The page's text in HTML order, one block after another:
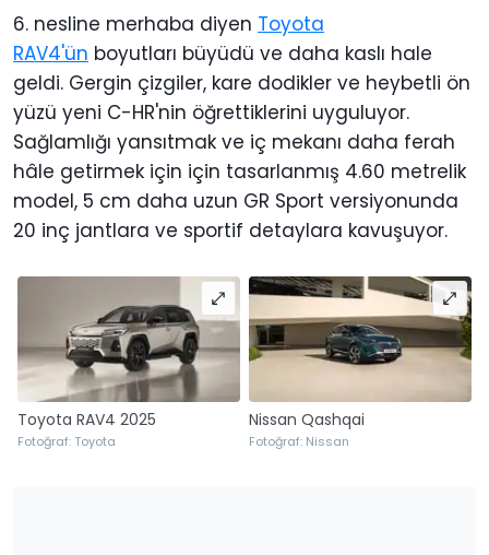
6. nesline merhaba diyen Toyota
RAV4'ün boyutları büyüdü ve daha kaslı hale
geldi. Gergin çizgiler, kare dodikler ve heybetli ön
yüzü yeni C-HR'nin öğrettiklerini uyguluyor.
Sağlamlığı yansıtmak ve iç mekanı daha ferah
hâle getirmek için için tasarlanmış 4.60 metrelik
model, 5 cm daha uzun GR Sport versiyonunda
20 inç jantlara ve sportif detaylara kavuşuyor.
Toyota RAV4 2025
Fotoğraf: Toyota
Nissan Qashqai
Fotoğraf: Nissan